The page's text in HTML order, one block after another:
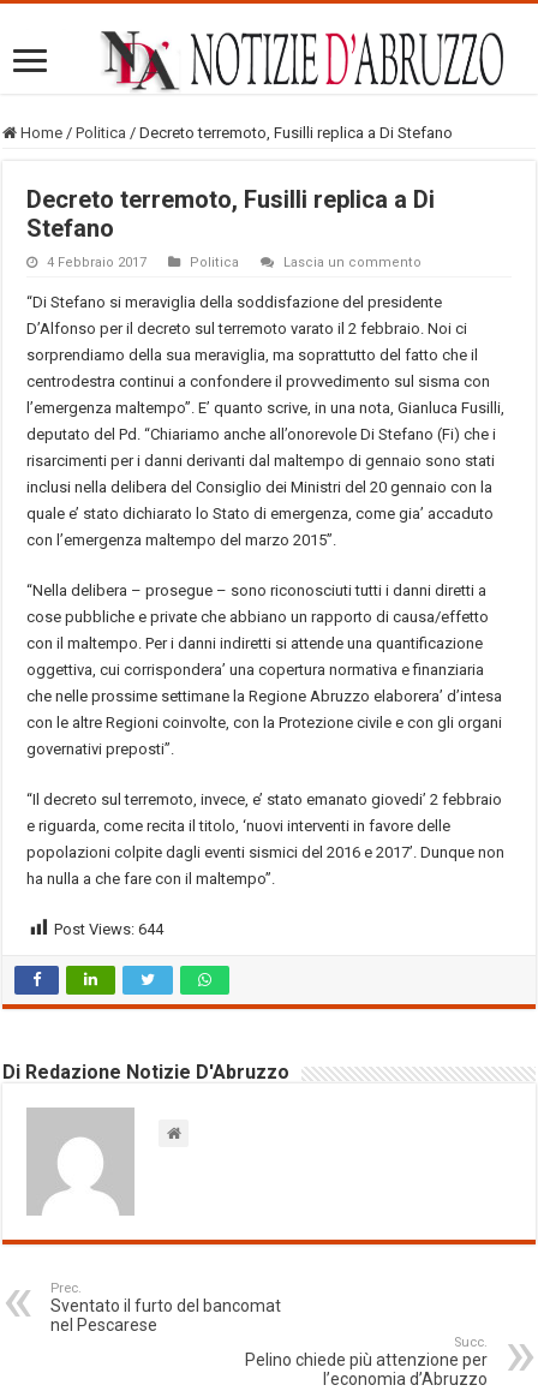
Home / Politica / Decreto terremoto, Fusilli replica a Di Stefano
Decreto terremoto, Fusilli replica a Di
Stefano
4 Febbraio 2017 Politica Lascia un commento
“Di Stefano si meraviglia della soddisfazione del presidente
D’Alfonso per il decreto sul terremoto varato il 2 febbraio. Noi ci
sorprendiamo della sua meraviglia, ma soprattutto del fatto che il
centrodestra continui a confondere il provvedimento sul sisma con
l’emergenza maltempo”. E’ quanto scrive, in una nota, Gianluca Fusilli,
deputato del Pd. “Chiariamo anche all’onorevole Di Stefano (Fi) che i
risarcimenti per i danni derivanti dal maltempo di gennaio sono stati
inclusi nella delibera del Consiglio dei Ministri del 20 gennaio con la
quale e’ stato dichiarato lo Stato di emergenza, come gia’ accaduto
con l’emergenza maltempo del marzo 2015”.
“Nella delibera – prosegue – sono riconosciuti tutti i danni diretti a
cose pubbliche e private che abbiano un rapporto di causa/effetto
con il maltempo. Per i danni indiretti si attende una quantificazione
oggettiva, cui corrispondera’ una copertura normativa e finanziaria
che nelle prossime settimane la Regione Abruzzo elaborera’ d’intesa
con le altre Regioni coinvolte, con la Protezione civile e con gli organi
governativi preposti”.
“Il decreto sul terremoto, invece, e’ stato emanato giovedi’ 2 febbraio
e riguarda, come recita il titolo, ‘nuovi interventi in favore delle
popolazioni colpite dagli eventi sismici del 2016 e 2017’. Dunque non
ha nulla a che fare con il maltempo”.
Post Views: 644
Di Redazione Notizie D'Abruzzo
Prec.
Sventato il furto del bancomat
nel Pescarese
Succ.
Pelino chiede più attenzione per
l’economia d’Abruzzo